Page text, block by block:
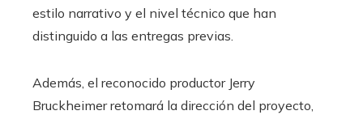
estilo narrativo y el nivel técnico que han
distinguido a las entregas previas.
Además, el reconocido productor Jerry
Bruckheimer retomará la dirección del proyecto,